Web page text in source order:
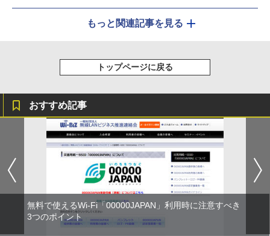
もっと関連記事を見る
トップページに戻る
おすすめ記事
無料で使えるWi-Fi「00000JAPAN」利用時に注意すべき
3つのポイント